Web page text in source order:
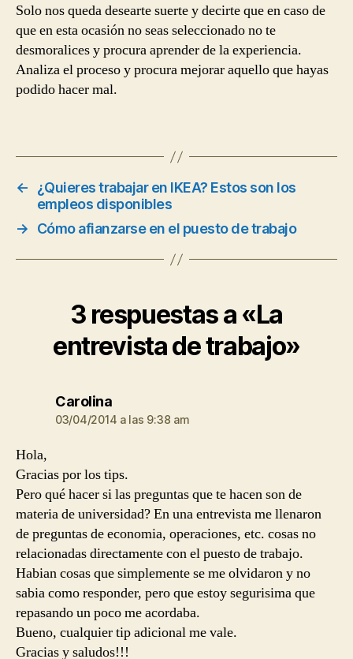
Solo nos queda desearte suerte y decirte que en caso de
que en esta ocasión no seas seleccionado no te
desmoralices y procura aprender de la experiencia.
Analiza el proceso y procura mejorar aquello que hayas
podido hacer mal.
←
¿Quieres trabajar en IKEA? Estos son los
empleos disponibles
→
Cómo afianzarse en el puesto de trabajo
3 respuestas a «La
entrevista de trabajo»
Carolinadice:
03/04/2014 a las 9:38 am
Hola,
Gracias por los tips.
Pero qué hacer si las preguntas que te hacen son de
materia de universidad? En una entrevista me llenaron
de preguntas de economia, operaciones, etc. cosas no
relacionadas directamente con el puesto de trabajo.
Habian cosas que simplemente se me olvidaron y no
sabia como responder, pero que estoy segurisima que
repasando un poco me acordaba.
Bueno, cualquier tip adicional me vale.
Gracias y saludos!!!